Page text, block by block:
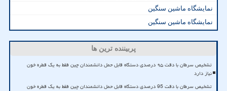
نمایشگاه ماشین سنگین
نمایشگاه ماشین سنگین
پربیننده ترین ها
تشخیص سرطان با دقت ۹۵ درصدی دستگاه قابل حمل دانشمندان چین فقط به یک قطره خون
نیاز دارد
تشخیص سرطان با دقت 95 درصدی دستگاه قابل حمل دانشمندان چین فقط به یک قطره خون